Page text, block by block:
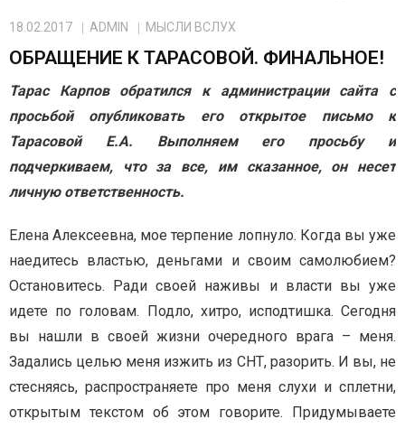
18.02.2017 ADMIN МЫСЛИ ВСЛУХ
ОБРАЩЕНИЕ К ТАРАСОВОЙ. ФИНАЛЬНОЕ!
Тарас Карпов обратился к администрации сайта с
просьбой опубликовать его открытое письмо к
Тарасовой Е.А. Выполняем его просьбу и
подчеркиваем, что за все, им сказанное, он несет
личную ответственность.
Елена Алексеевна, мое терпение лопнуло. Когда вы уже
наедитесь властью, деньгами и своим самолюбием?
Остановитесь. Ради своей наживы и власти вы уже
идете по головам. Подло, хитро, исподтишка. Сегодня
вы нашли в своей жизни очередного врага – меня.
Задались целью меня изжить из СНТ, разорить. И вы, не
стесняясь, распространяете про меня слухи и сплетни,
открытым текстом об этом говорите. Придумываете